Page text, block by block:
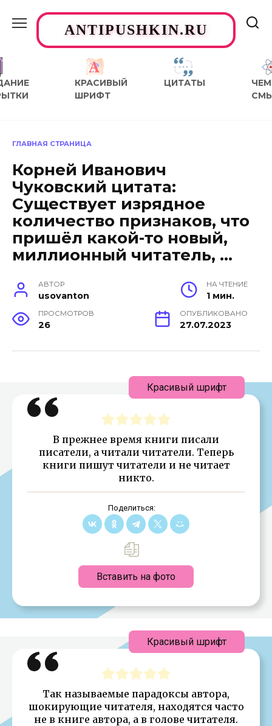
содержаниюANTIPUSHKIN.RU
КРАСИВЫЙ
ШРИФТ
ЦИТАТЫ
ЧЕМ
ГЛАВНАЯ СТРАНИЦА
Корней Иванович
Чуковский цитата:
Существует изрядное
количество признаков, что
пришёл какой-то новый,
миллионный читатель, …
АВТОР
usovanton
НА ЧТЕНИЕ
1 мин.
ПРОСМОТРОВ
26
ОПУБЛИКОВАНО
27.07.2023
В прежнее время книги писали
писатели, а читали читатели. Теперь
книги пишут читатели и не читает
никто.
Поделиться:
Вставить на фото
Красивый шрифт
Так называемые парадоксы автора,
шокирующие читателя, находятся часто
не в книге автора, а в голове читателя.
Красивый шрифт